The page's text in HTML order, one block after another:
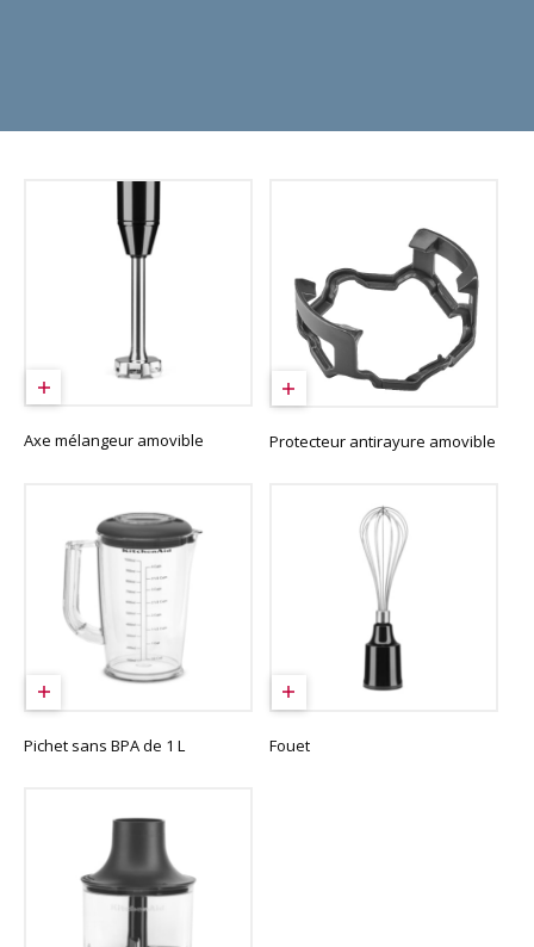
Axe mélangeur amovible Protecteur antirayure amovible
Pichet sans BPA de 1 L Fouet